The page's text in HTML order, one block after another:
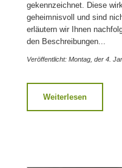
gekennzeichnet. Diese
geheimnisvoll und sind
erläutern wir Ihnen
den Beschreibungen...
Veröffentlicht: Montag, der 4.
Weiterlesen